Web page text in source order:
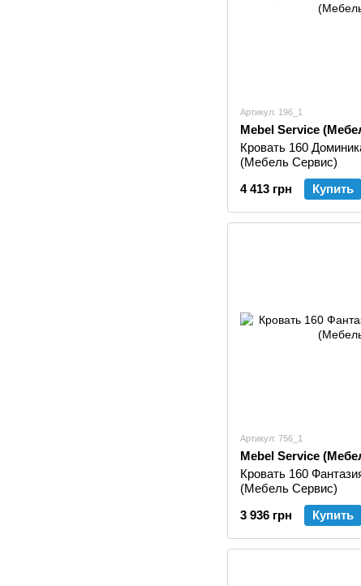
Артикул: 196_1
Mebel Service
Кровать 160
(Мебель Сервис)
4 413 грн
Купить
Артикул: 756_1
Mebel Service
Кровать 160
(Мебель Сервис)
3 936 грн
Купить